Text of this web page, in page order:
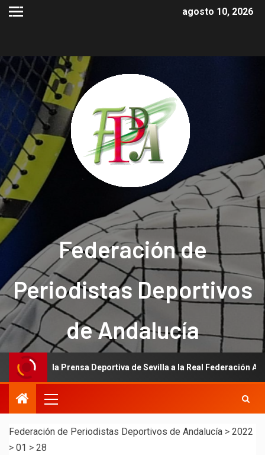
agosto 10, 2026
Federación de
Periodistas Deportivos
de Andalucía
de la Prensa Deportiva de Sevilla a la Real Federación Andaluza
Federación de Periodistas Deportivos de Andalucía > 2022
> 01 > 28